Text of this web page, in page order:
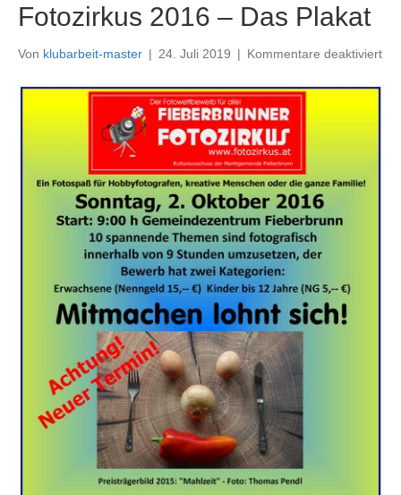
Fotozirkus 2016 – Das Plakat
Von klubarbeit-master | 24. Juli 2019 | Kommentare deaktiviertfür